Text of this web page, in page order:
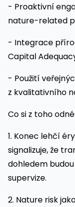
- Proaktivní
nature-related
- Integrace
Capital
- Použití
z kvalitativního
Co si z toho
1. Konec lehčí
signalizuje, že
dohledem
supervize.
2. Nature risk